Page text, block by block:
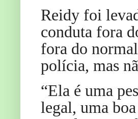
Reidy foi
conduta fora
fora do
polícia, mas
“Ela é uma
legal, uma